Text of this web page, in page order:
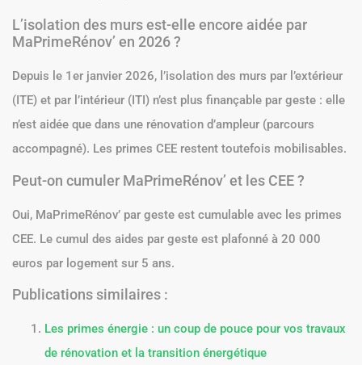
L’isolation des murs est-elle encore aidée par
MaPrimeRénov’ en 2026 ?
Depuis le 1er janvier 2026, l’isolation des murs par l’extérieur
(ITE) et par l’intérieur (ITI) n’est plus finançable par geste : elle
n’est aidée que dans une rénovation d’ampleur (parcours
accompagné). Les primes CEE restent toutefois mobilisables.
Peut-on cumuler MaPrimeRénov’ et les CEE ?
Oui, MaPrimeRénov’ par geste est cumulable avec les primes
CEE. Le cumul des aides par geste est plafonné à 20 000
euros par logement sur 5 ans.
Publications similaires :
Les primes énergie : un coup de pouce pour vos travaux
de rénovation et la transition énergétique